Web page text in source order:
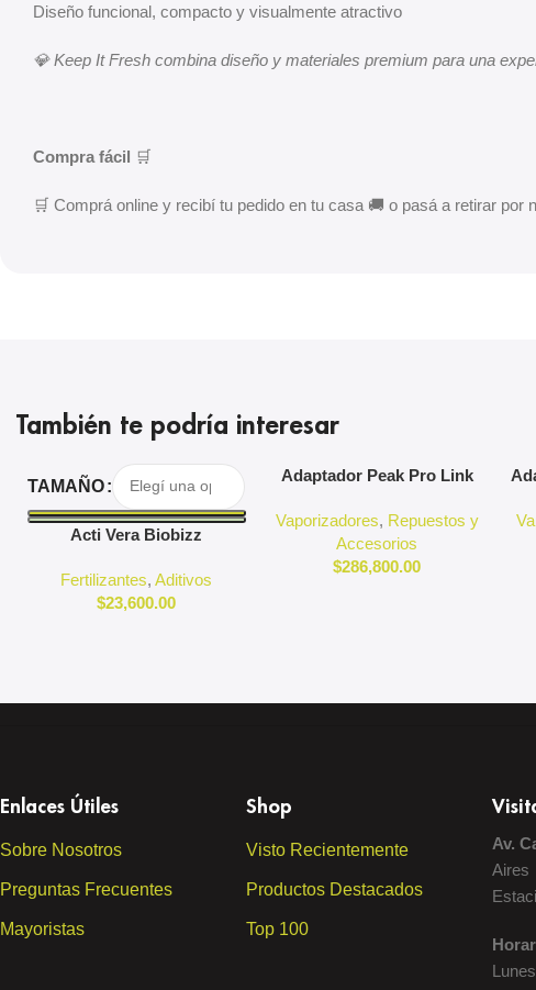
Diseño funcional, compacto y visualmente atractivo
💎 Keep It Fresh combina diseño y materiales premium para una
Compra fácil 🛒
🛒 Comprá online y recibí tu pedido en tu casa 🚚 o pasá a retirar por
También te podría interesar
Seleccionar Opciones
TAMAÑO
Acti Vera Biobizz
Fertilizantes,Aditivos
$23,600.00
Agregar Al Carrito
Adaptador Peak Pro Link
Vaporizadores, Repuestos y
Accesorios
$286,800.00
Enlaces Útiles
Sobre Nosotros
Preguntas Frecuentes
Mayoristas
Shop
Visto Recientemente
Productos Destacados
Top 100
Av.
Aires